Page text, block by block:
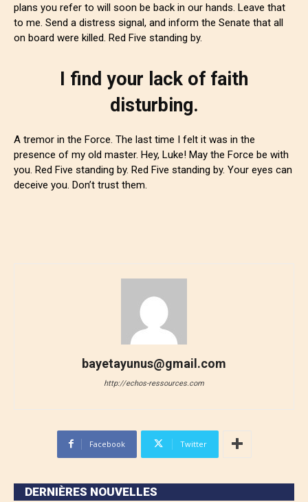
plans you refer to will soon be back in our hands. Leave that
to me. Send a distress signal, and inform the Senate that all
on board were killed. Red Five standing by.
I find your lack of faith
disturbing.
A tremor in the Force. The last time I felt it was in the
presence of my old master. Hey, Luke! May the Force be with
you. Red Five standing by. Red Five standing by. Your eyes can
deceive you. Don’t trust them.
bayetayunus@gmail.com
http://echos-ressources.com
Facebook Twitter
DERNIÈRES NOUVELLES